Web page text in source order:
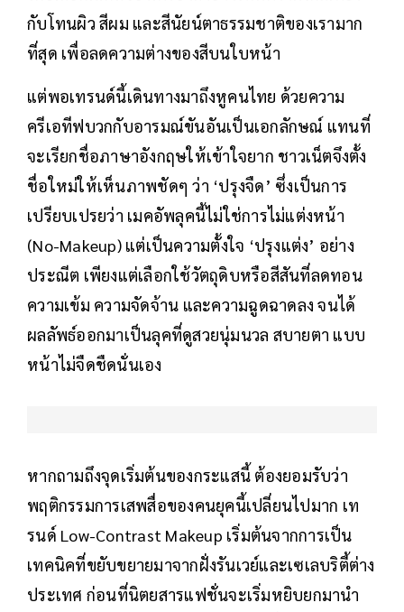
กับโทนผิว สีผม และสีนัยน์ตาธรรมชาติของเรามาก
ที่สุด เพื่อลดความต่างของสีบนใบหน้า
แต่พอเทรนด์นี้เดินทางมาถึงหูคนไทย ด้วยความ
ครีเอทีฟบวกกับอารมณ์ขันอันเป็นเอกลักษณ์ แทนที่
จะเรียกชื่อภาษาอังกฤษให้เข้าใจยาก ชาวเน็ตจึงตั้ง
ชื่อใหม่ให้เห็นภาพชัดๆ ว่า ‘ปรุงจืด’ ซึ่งเป็นการ
เปรียบเปรยว่า เมคอัพลุคนี้ไม่ใช่การไม่แต่งหน้า
(No-Makeup) แต่เป็นความตั้งใจ ‘ปรุงแต่ง’ อย่าง
ประณีต เพียงแต่เลือกใช้วัตถุดิบหรือสีสันที่ลดทอน
ความเข้ม ความจัดจ้าน และความฉูดฉาดลง จนได้
ผลลัพธ์ออกมาเป็นลุคที่ดูสวยนุ่มนวล สบายตา แบบ
หน้าไม่จืดชืดนั่นเอง
หากถามถึงจุดเริ่มต้นของกระแสนี้ ต้องยอมรับว่า
พฤติกรรมการเสพสื่อของคนยุคนี้เปลี่ยนไปมาก เท
รนด์ Low-Contrast Makeup เริ่มต้นจากการเป็น
เทคนิคที่ขยับขยายมาจากฝั่งรันเวย์และเซเลบริตี้ต่าง
ประเทศ ก่อนที่นิตยสารแฟชั่นจะเริ่มหยิบยกมานำ